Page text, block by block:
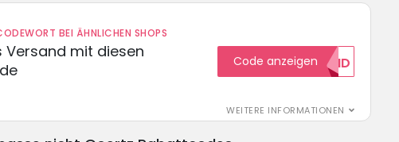
BEI ÄHNLICHEN SHOPS
Versand mit diesen
WEITERE INFORMATIONEN
Code anzeigen
GRATISVERSAND